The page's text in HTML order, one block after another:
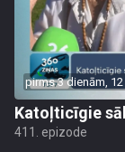
pirms 3 dienām,
Katoļticīgie
411. epizode